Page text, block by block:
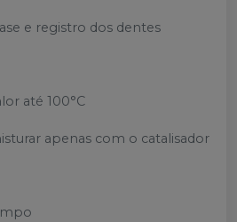
e registro dos dentes
até 100°C
apenas com o catalisador